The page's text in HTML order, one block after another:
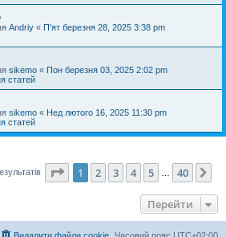
Andriy « П'ят березня 28, 2025 3:38 pm
sikemo « Пон березня 03, 2025 2:02 pm
статей
sikemo « Нед лютого 16, 2025 11:30 pm
статей
Сторінка 1 40
1 2 3 4 5 40
Перейти
Часовий пояс UTC+02:00
Видалити файли cookie